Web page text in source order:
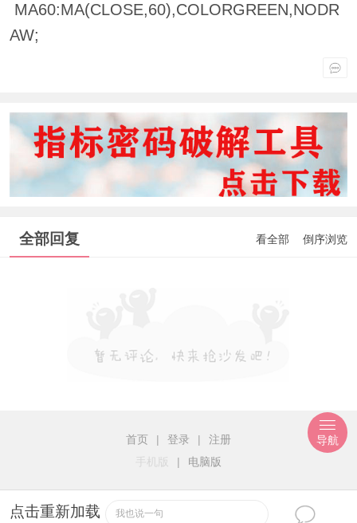
MA60:MA(CLOSE,60),COLORGREEN,NODR
AW;
全部回复 看全部 倒序浏览
点击重新加载 我也说一句
首页 | 登录 |
注册
手机版
| 电脑版
导航